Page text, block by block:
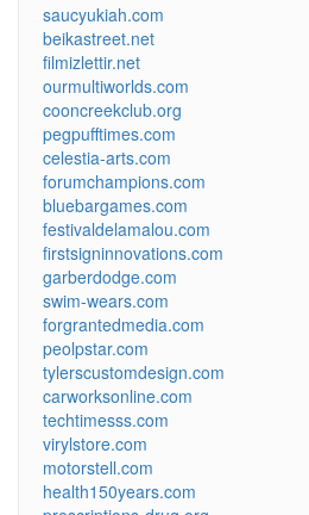
saucyukiah.com
beikastreet.net
filmizlettir.net
ourmultiworlds.com
cooncreekclub.org
pegpufftimes.com
celestia-arts.com
forumchampions.com
bluebargames.com
festivaldelamalou.com
firstsigninnovations.com
garberdodge.com
swim-wears.com
forgrantedmedia.com
peolpstar.com
tylerscustomdesign.com
carworksonline.com
techtimesss.com
virylstore.com
motorstell.com
health150years.com